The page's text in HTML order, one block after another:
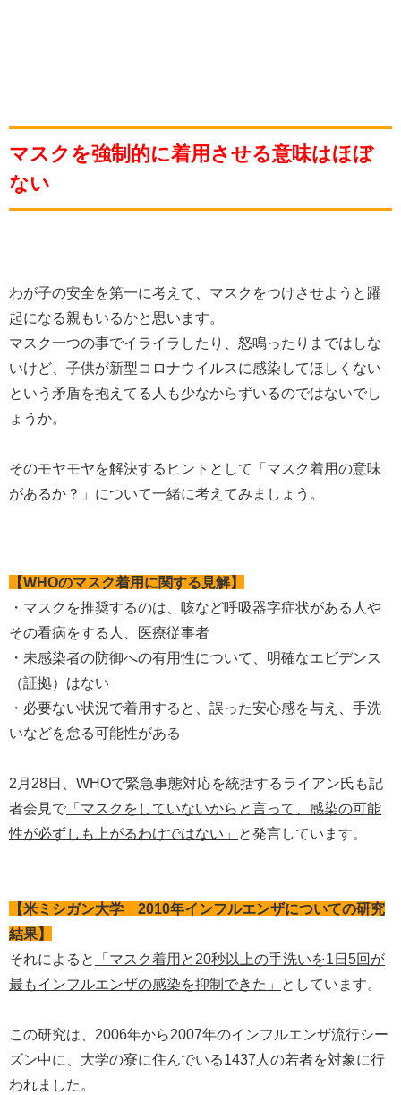
マスクを強制的に着用させる意味はほぼ
ない
わが子の安全を第一に考えて、マスクをつけさせようと躍
起になる親もいるかと思います。
マスク一つの事でイライラしたり、怒鳴ったりまではしな
いけど、子供が新型コロナウイルスに感染してほしくない
という矛盾を抱えてる人も少なからずいるのではないでし
ょうか。
そのモヤモヤを解決するヒントとして「マスク着用の意味
があるか？」について一緒に考えてみましょう。
【WHOのマスク着用に関する見解】
・マスクを推奨するのは、咳など呼吸器字症状がある人や
その看病をする人、医療従事者
・未感染者の防御への有用性について、明確なエビデンス
（証拠）はない
・必要ない状況で着用すると、誤った安心感を与え、手洗
いなどを怠る可能性がある
2月28日、WHOで緊急事態対応を統括するライアン氏も記
者会見で 「マスクをしていないからと言って、感染の可能
性が必ずしも上がるわけではない」
と発言しています。
【米ミシガン大学 2010年インフルエンザについての研究
結果】
それによると
「マスク着用と20秒以上の手洗いを1日5回が
最もインフルエンザの感染を抑制できた」
としています。
この研究は、2006年から2007年のインフルエンザ流行シー
ズン中に、大学の寮に住んでいる1437人の若者を対象に行
われました。